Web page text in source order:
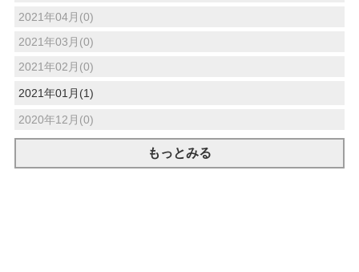
2021年04月(0)
2021年03月(0)
2021年02月(0)
2021年01月(1)
2020年12月(0)
もっとみる